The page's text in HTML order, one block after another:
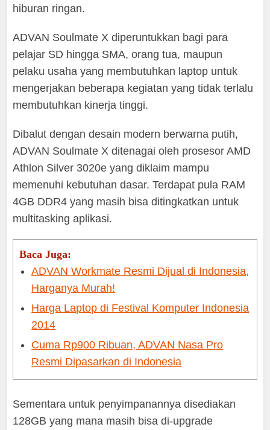
hiburan ringan.
ADVAN Soulmate X diperuntukkan bagi para
pelajar SD hingga SMA, orang tua, maupun
pelaku usaha yang membutuhkan laptop untuk
mengerjakan beberapa kegiatan yang tidak terlalu
membutuhkan kinerja tinggi.
Dibalut dengan desain modern berwarna putih,
ADVAN Soulmate X ditenagai oleh prosesor AMD
Athlon Silver 3020e yang diklaim mampu
memenuhi kebutuhan dasar. Terdapat pula RAM
4GB DDR4 yang masih bisa ditingkatkan untuk
multitasking aplikasi.
Baca Juga:
ADVAN Workmate Resmi Dijual di Indonesia,
Harganya Murah!
Harga Laptop di Festival Komputer Indonesia
2014
Cuma Rp900 Ribuan, ADVAN Nasa Pro
Resmi Dipasarkan di Indonesia
Sementara untuk penyimpanannya disediakan
128GB yang mana masih bisa di-upgrade